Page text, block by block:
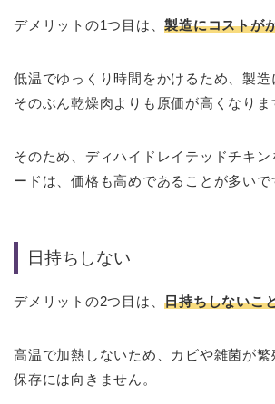
デメリットの1つ目は、製造にコストが
低温でゆっくり時間をかけるため、製造
そのぶん乾燥肉よりも原価が高くなりま
そのため、ディハイドレイテッドチキン
ードは、価格も高めであることが多いで
日持ちしない
デメリットの2つ目は、日持ちしないこ
高温で加熱しないため、カビや雑菌が繁
保存には向きません。